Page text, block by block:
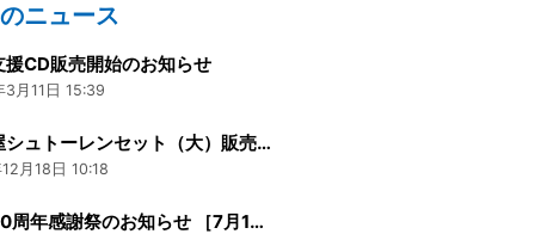
ニュース
援CD販売開始のお知らせ
月11日 15:39
木村屋シュトーレンセット（大）販売終了のお知らせ
月18日 10:18
創業90周年感謝祭のお知らせ ［7月17日（日）・18日（月・祝）］